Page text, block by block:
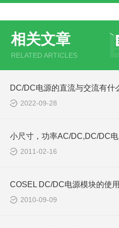
相关文章
RELATED ARTICLES
2022-09-28
2011-02-16
COSEL DC/DC电源模块的使用
2010-09-09